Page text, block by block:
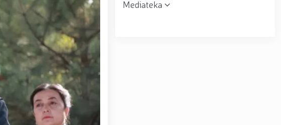
sertifikatlar topshirildi. // Milliy gvardiya qo‘mondoni, general-
ochiq muloqot o‘tkazdi. // Farg‘ona viloyatida jinoyat sodir
qizlar kuni” munosabati bilan Milliy gvardiya tizimida faoliyat
korrupsiyadan xoli muhitni ta’minlash bo‘yicha o‘quv yig‘ini
Toshkent “Temurbeklar maktabi” harbiy akademik
Sirdaryo va Jizzax viloyatida o'rganish ishlarini olib bordi
respublika harbiy ilmiy-amaliy konferensiyasi tashkil
tumanida amalga oshirdi. // Samarqand va Buxoro
ishlar amalga oshirildi. // Yoshlar siyosatiga oid ustuvor
huquqni muhofaza qilish organlarining Qoʻl jangi
va ma'naviy tayyorgarligini mustahkamlash hamda zamon
va ehtirom bilan nafaqaga kuzatildi. // “Kitobxon harbiy
Mediateka